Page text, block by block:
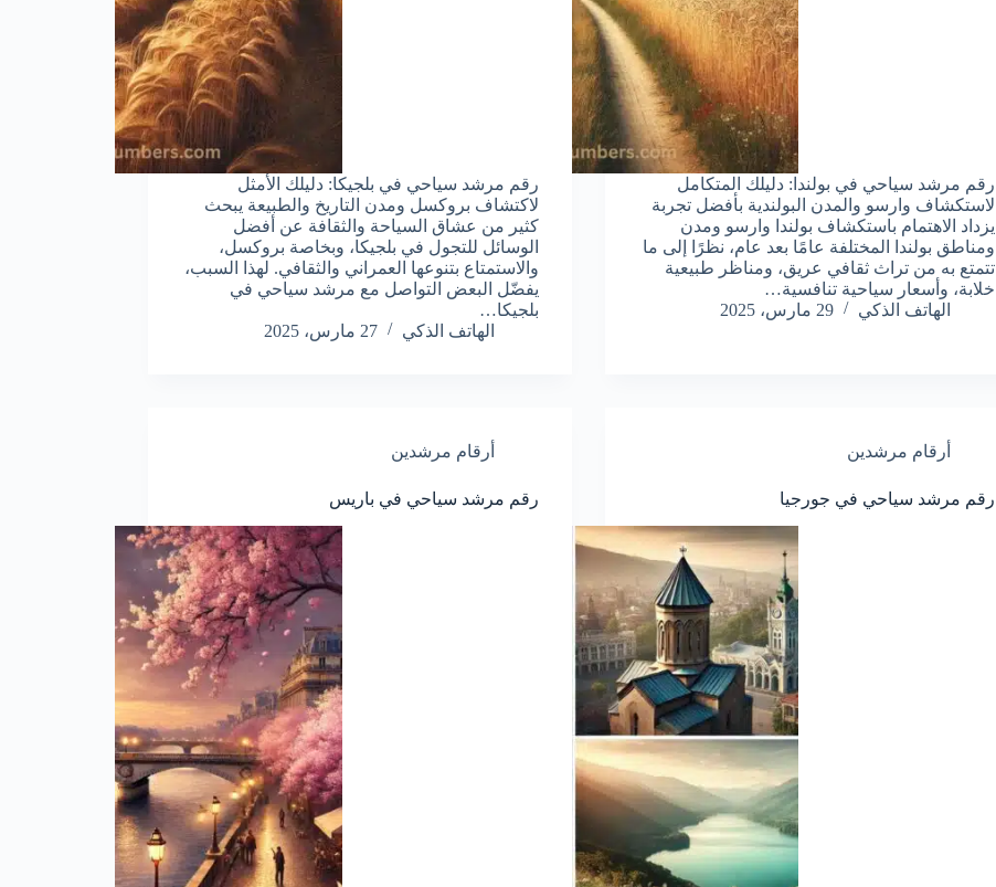
رقم مرشد سياحي في بولندا: دليلك المتكامل
لاستكشاف وارسو والمدن البولندية بأفضل تجربة
يزداد الاهتمام باستكشاف بولندا وارسو ومدن
ومناطق بولندا المختلفة عامًا بعد عام، نظرًا إلى ما
تتمتع به من تراث ثقافي عريق، ومناظر طبيعية
خلابة، وأسعار سياحية تنافسية…
الهاتف الذكي
29 مارس، 2025
رقم مرشد سياحي في بلجيكا: دليلك الأمثل
لاكتشاف بروكسل ومدن التاريخ والطبيعة يبحث
كثير من عشاق السياحة والثقافة عن أفضل
الوسائل للتجول في بلجيكا، وبخاصة بروكسل،
والاستمتاع بتنوعها العمراني والثقافي. لهذا السبب،
يفضّل البعض التواصل مع مرشد سياحي في
بلجيكا…
الهاتف الذكي
27 مارس، 2025
أرقام مرشدين
رقم مرشد سياحي في جورجيا
أرقام مرشدين
رقم مرشد سياحي في باريس